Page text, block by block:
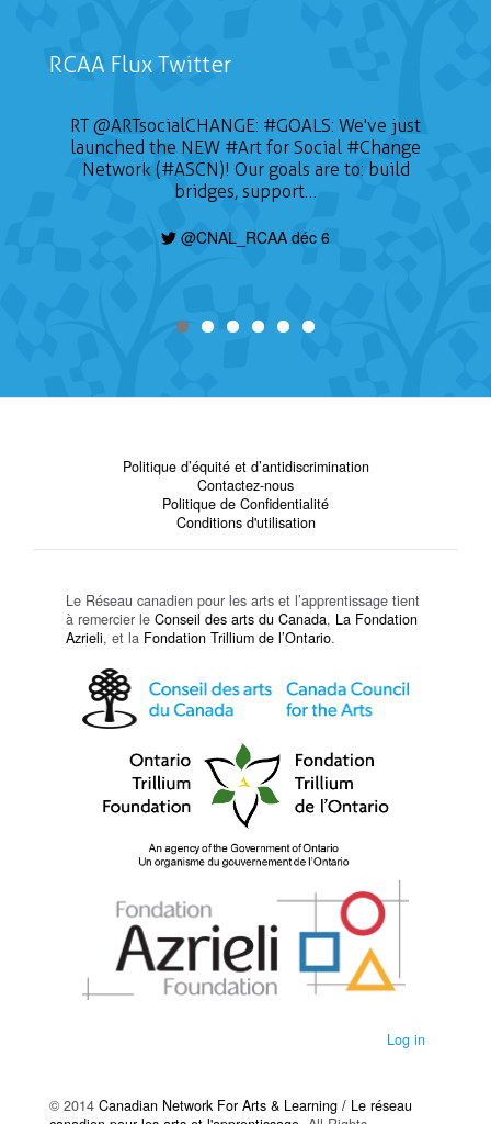
RCAA Flux Twitter
RT@ARTsocialCHANGE: #GOALS: We've just
launched the NEW #Art for Social #Change
Network (#ASCN)! Our goals are to: build
bridges, support…
@CNAL_RCAA déc 6
Politique d’équité et d’antidiscrimination
Contactez-nous
Politique de Confidentialité
Conditions d'utilisation
Le Réseau canadien pour les arts et l’apprentissage tient
à remercier le Conseil des arts du Canada, La Fondation
Azrieli, et la Fondation Trillium de l’Ontario.
Log in
© 2014 Canadian Network For Arts & Learning / Le réseau